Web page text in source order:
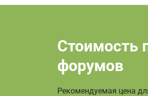
Стоимость
форумов
Рекомендуемая цена